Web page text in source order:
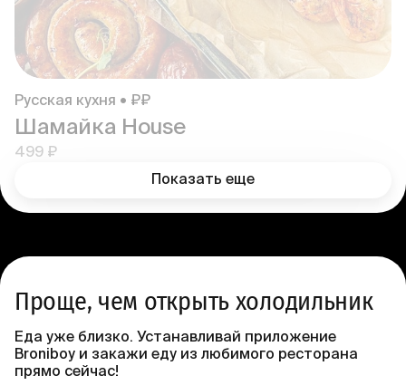
Русская кухня • ₽₽
Шамайка House
499 ₽
Показать еще
Проще, чем открыть холодильник
Еда уже близко. Устанавливай приложение
Broniboy и закажи еду из любимого ресторана
прямо сейчас!